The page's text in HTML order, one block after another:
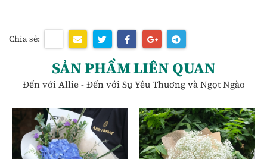
Chia sẻ:
SẢN PHẨM LIÊN QUAN
Đến với Allie - Đến với Sự Yêu Thương và Ngọt Ngào